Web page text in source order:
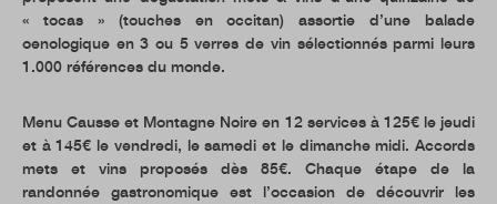
« tocas » (touches en occitan) assortie d’une balade
oenologique en 3 ou 5 verres de vin sélectionnés parmi leurs
1.000 références du monde.
Menu Causse et Montagne Noire en 12 services à 125€ le jeudi
et à 145€ le vendredi, le samedi et le dimanche midi. Accords
mets et vins proposés dès 85€. Chaque étape de la
randonnée gastronomique est l’occasion de découvrir les